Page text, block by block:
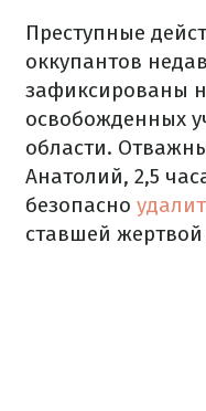
Преступные
оккупантов
зафиксированы
освобожденных
области.
Анатолий, 2,5
безопасно
ставшей жертвой